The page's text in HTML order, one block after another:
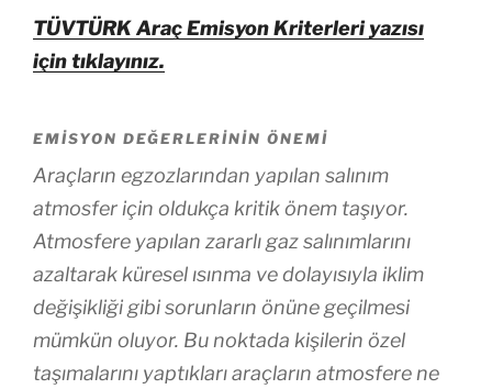
TÜVTÜRK Araç Emisyon Kriterleri yazısı
için tıklayınız.
EMISYON DEĞERLERININ ÖNEMI
Araçların egzozlarından yapılan salınım
atmosfer için oldukça kritik önem taşıyor.
Atmosfere yapılan zararlı gaz salınımlarını
azaltarak küresel ısınma ve dolayısıyla iklim
değişikliği gibi sorunların önüne geçilmesi
mümkün oluyor. Bu noktada kişilerin özel
taşımalarını yaptıkları araçların atmosfere ne